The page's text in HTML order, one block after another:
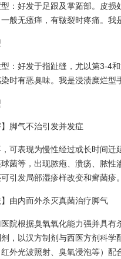
好发于足跟及掌跖部。皮损
般无瘙痒，有皲裂时疼痛。我
好发于指趾缝，尤以第3-4和
时有恶臭味。我是浸渍糜烂型
气不治引发并发症
表现为慢性经过或长时间迁
菌等，出现脓疱、溃疡、脓
引发局部湿疹样改变和癣菌
】由内而外杀灭真菌治疗脚气
根据臭氧氧化能力强并具有
，以汉方制剂与西医方剂科
红外光波照射、臭氧浸泡等）